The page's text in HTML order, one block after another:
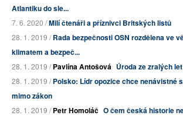
Atlantiku do sle...
7. 6. 2020 /Milí čtenáři a příznivci Britských listů
28. 1. 2019 /Rada bezpečnosti OSN rozdělena ve
klimatem a bezpeč...
28. 1. 2019 /Pavlína Antošová Úroda ze zralých let
28. 1. 2019 /Polsko: Lídr opozice chce nenávistné
mimo zákon
28. 1. 2019 /Petr Homoláč O čem česká historie